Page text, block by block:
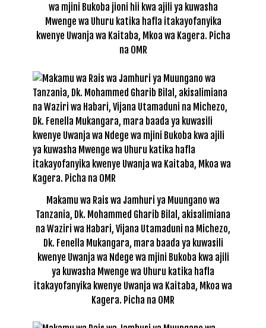
wa mjini Bukoba jioni hii kwa ajili ya kuwasha
Mwenge wa Uhuru katika hafla itakayofanyika
kwenye Uwanja wa Kaitaba, Mkoa wa Kagera. Picha
na OMR
Makamu wa Rais wa Jamhuri ya Muungano wa
Tanzania, Dk. Mohammed Gharib Bilal, akisalimiana
na Waziri wa Habari, Vijana Utamaduni na Michezo,
Dk. Fenella Mukangara, mara baada ya kuwasili
kwenye Uwanja wa Ndege wa mjini Bukoba kwa ajili
ya kuwasha Mwenge wa Uhuru katika hafla
itakayofanyika kwenye Uwanja wa Kaitaba, Mkoa wa
Kagera. Picha na OMR